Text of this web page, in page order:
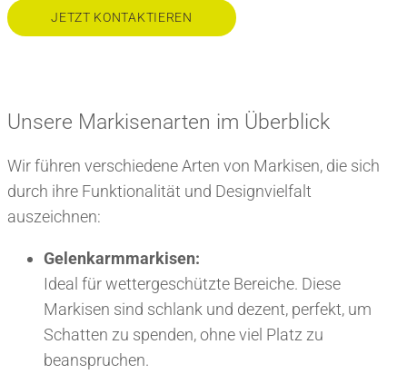
JETZT KONTAKTIEREN
Unsere Markisenarten im Überblick
Wir führen verschiedene Arten von Markisen, die sich
durch ihre Funktionalität und Designvielfalt
auszeichnen:
Gelenkarmmarkisen:
Ideal für wettergeschützte Bereiche. Diese
Markisen sind schlank und dezent, perfekt, um
Schatten zu spenden, ohne viel Platz zu
beanspruchen.